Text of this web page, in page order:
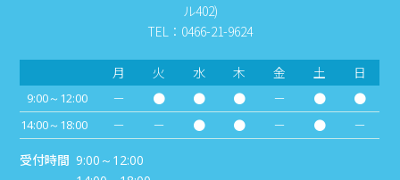
ル402)
TEL：0466-21-9624
月 火 水 木 金 土 日
9:00～12:00 － ● ● ● － ● ●
14:00～18:00 － － ● ● － ●
－
受付時間 9:00～12:00